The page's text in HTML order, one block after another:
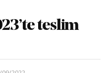
teslim